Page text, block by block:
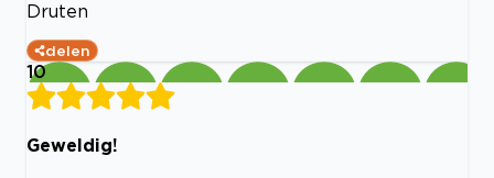
Druten
delen
10
Geweldig!